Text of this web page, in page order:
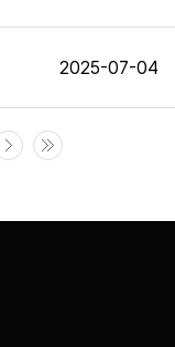
2025-07-04